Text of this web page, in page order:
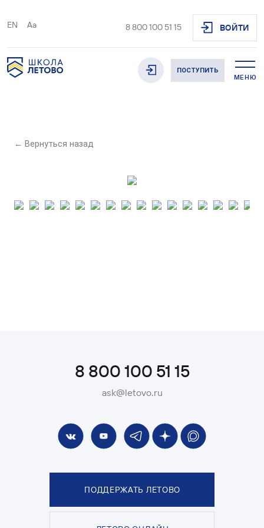
EN Aa 8 800 100 51 15 ВОЙТИ
ПОСТУПИТЬ
МЕНЮ
← Вернуться назад
8 800 100 51 15
ask@letovo.ru
ПОДДЕРЖАТЬ ЛЕТОВО